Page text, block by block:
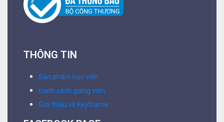
THÔNG TIN
Sản phẩm học viên
Danh sách giảng viên
Giới thiệu về Keyframe